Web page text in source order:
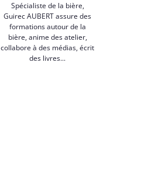
Spécialiste de la bière,
Guirec AUBERT assure des
formations autour de la
bière, anime des atelier,
collabore à des médias, écrit
des livres...